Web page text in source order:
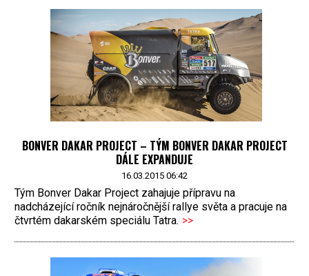
BONVER DAKAR PROJECT – TÝM BONVER DAKAR PROJECT
DÁLE EXPANDUJE
16.03.2015 06:42
Tým Bonver Dakar Project zahajuje přípravu na
nadcházející ročník nejnáročnější rallye světa a pracuje na
čtvrtém dakarském speciálu Tatra. >>